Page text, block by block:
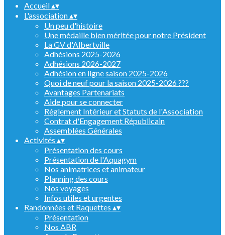
Accueil▴▾
L'association▴▾
Un peu d'histoire
Une médaille bien méritée pour notre Président
La GV d'Albertville
Adhésions 2025-2026
Adhésions 2026-2027
Adhésion en ligne saison 2025-2026
Quoi de neuf pour la saison 2025-2026 ???
Avantages Partenariats
Aide pour se connecter
Réglement Intérieur et Statuts de l'Association
Contrat d'Engagement Républicain
Assemblées Générales
Activités ▴▾
Présentation des cours
Présentation de l'Aquagym
Nos animatrices et animateur
Planning des cours
Nos voyages
Infos utiles et urgentes
Randonnées et Raquettes ▴▾
Présentation
Nos ABR